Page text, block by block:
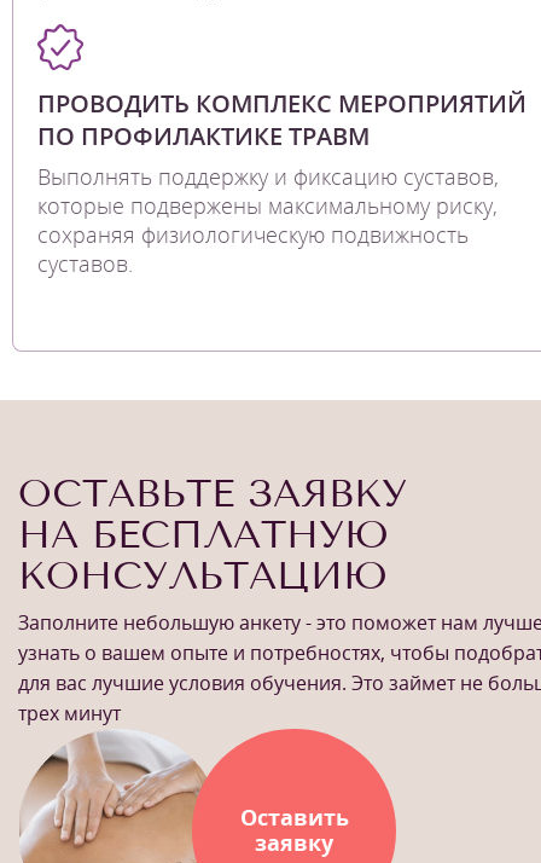
ПРОВОДИТЬ КОМПЛЕКС МЕРОПРИЯТИЙ
ПО ПРОФИЛАКТИКЕ ТРАВМ
Выполнять поддержку и фиксацию суставов,
которые подвержены максимальному риску,
сохраняя физиологическую подвижность
суставов.
ОСТАВЬТЕ ЗАЯВКУ
НА БЕСПЛАТНУЮ
КОНСУЛЬТАЦИЮ
Заполните небольшую анкету - это поможет нам
узнать о вашем опыте и потребностях, чтобы
для вас лучшие условия обучения. Это займет не
трех минут
Оставить
заявку